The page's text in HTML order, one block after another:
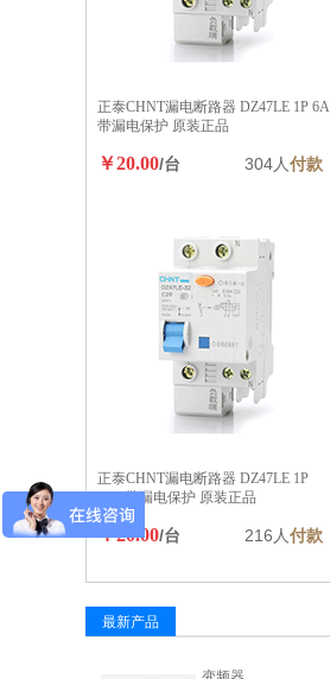
正泰CHNT漏电断路器 DZ47LE 1P 6A
带漏电保护 原装正品
￥20.00/台 304人付款
正泰CHNT漏电断路器 DZ47LE 1P
16A 带漏电保护 原装正品
￥20.00/台 216人付款
最新产品